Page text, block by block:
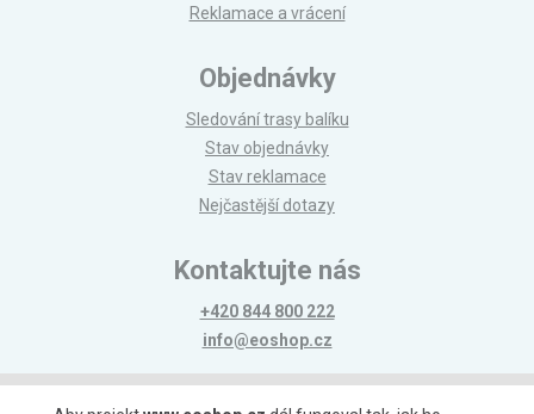
Reklamace a vrácení
Objednávky
Sledování trasy balíku
Stav objednávky
Stav reklamace
Nejčastější dotazy
Kontaktujte nás
+420 844 800 222
info@eoshop.cz